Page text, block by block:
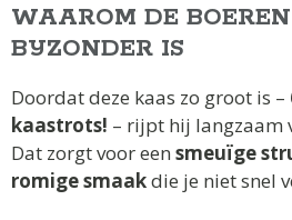
WAAROM DE
BIJZONDER IS
Doordat deze kaas zo groot is –
kaastrots! – rijpt hij langzaam
Dat zorgt voor een smeuïge
romige smaakdie je niet snel